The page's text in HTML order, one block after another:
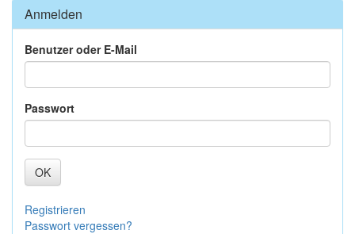
Anmelden
Benutzer oder E-Mail
Passwort
OK
Registrieren
Passwort vergessen?